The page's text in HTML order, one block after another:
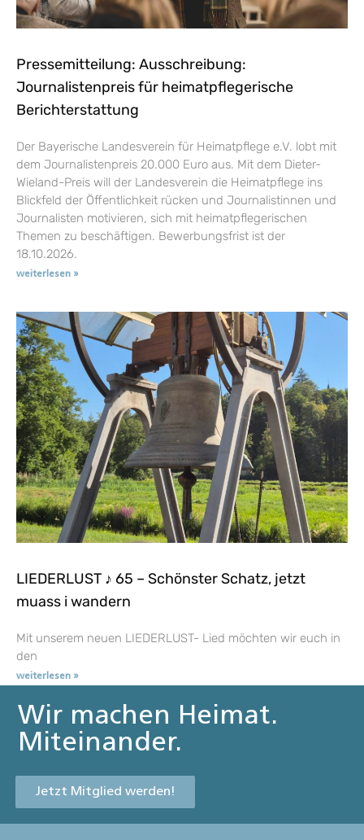
Pressemitteilung: Ausschreibung:
Journalistenpreis für heimatpflegerische
Berichterstattung
Der Bayerische Landesverein für Heimatpflege e.V. lobt mit
dem Journalistenpreis 20.000 Euro aus. Mit dem Dieter-
Wieland-Preis will der Landesverein die Heimatpflege ins
Blickfeld der Öffentlichkeit rücken und Journalistinnen und
Journalisten motivieren, sich mit heimatpflegerischen
Themen zu beschäftigen. Bewerbungsfrist ist der
18.10.2026.
weiterlesen »
LIEDERLUST ♪ 65 – Schönster Schatz, jetzt
muass i wandern
Mit unserem neuen LIEDERLUST- Lied möchten wir euch in
den
weiterlesen »
Wir machen Heimat.
Miteinander.
Jetzt Mitglied werden!